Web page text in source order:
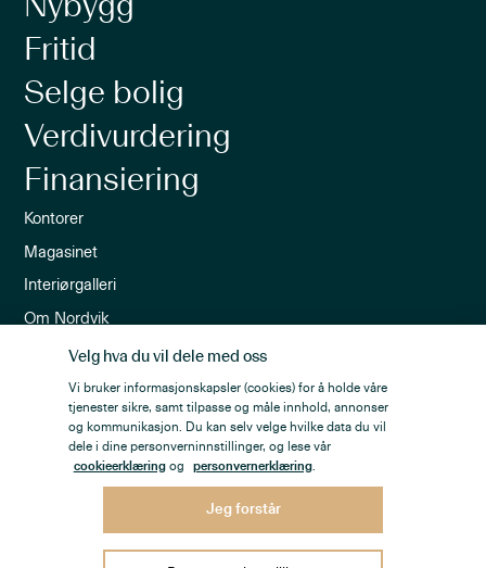
Fritid
Selge bolig
Verdivurdering
Finansiering
Kontorer
Magasinet
Interiørgalleri
Om Nordvik
Ledige stillinger
Nordvik-appen
Nyhetsbrev
Velg hva du vil dele med oss
Vi bruker informasjonskapsler (cookies) for å holde våre
tjenester sikre, samt tilpasse og måle innhold, annonser
og kommunikasjon. Du kan selv velge hvilke data du vil
dele i dine personverninnstillinger, og lese vår
cookieerklæringog personvernerklæring.
Jeg forstår